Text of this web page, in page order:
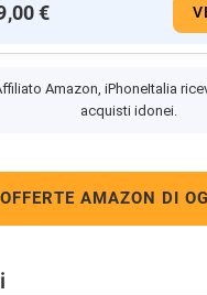
€
Amazon, iPhoneItalia
acquisti idonei.
OFFERTE AMAZON DI